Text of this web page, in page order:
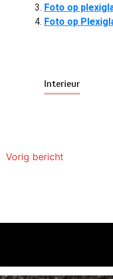
Foto op
Foto op
Interieur
Vorig bericht